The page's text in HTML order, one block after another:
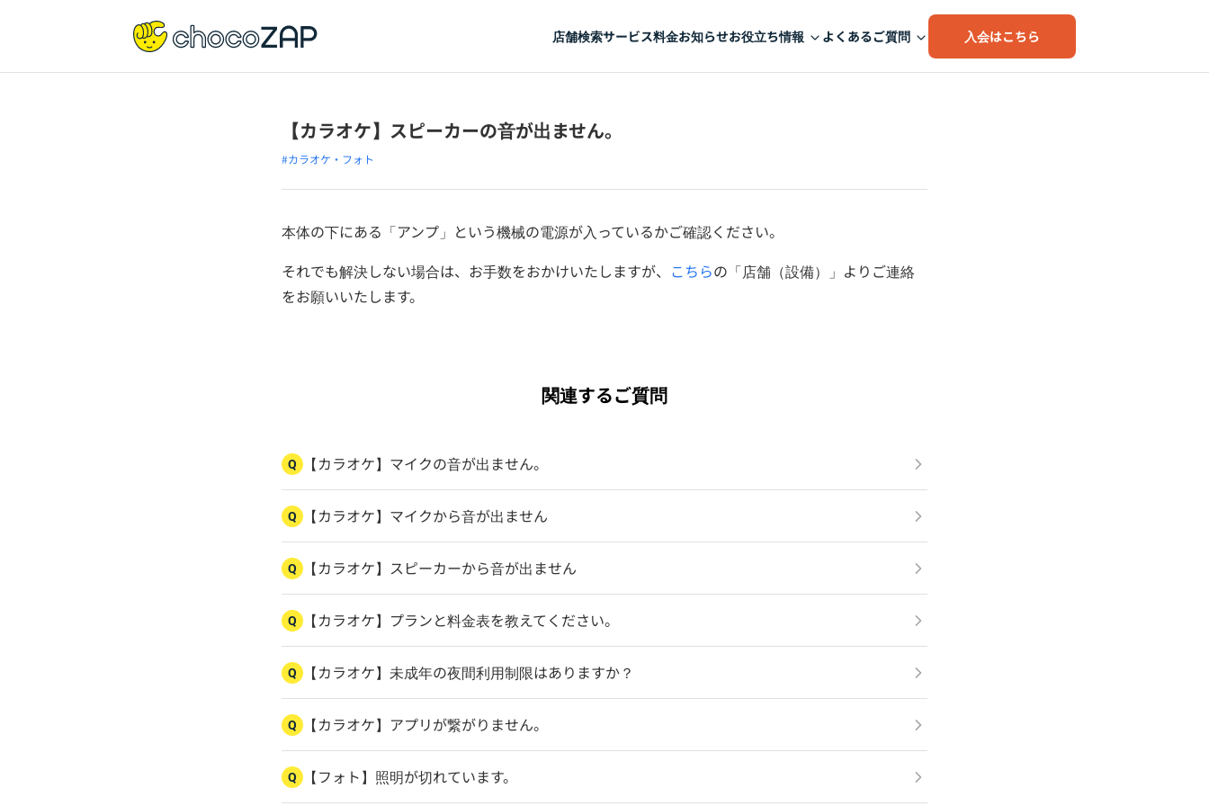
店舗検索サービス料金お知らせお役立ち情報 よくあるご質問 入会はこちら
【カラオケ】スピーカーの音が出ません。
#カラオケ・フォト
本体の下にある「アンプ」という機械の電源が入っているかご確認ください。
それでも解決しない場合は、お手数をおかけいたしますが、 こちらの「店舗（設備）」よりご連絡
をお願いいたします。
関連するご質問
Q 【カラオケ】マイクの音が出ません。
Q 【カラオケ】マイクから音が出ません
Q 【カラオケ】スピーカーから音が出ません
Q 【カラオケ】プランと料金表を教えてください。
Q 【カラオケ】未成年の夜間利用制限はありますか？
Q 【カラオケ】アプリが繋がりません。
Q 【フォト】照明が切れています。